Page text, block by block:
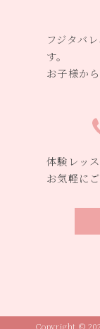
フジタバ
す。
お子様か
体験レッ
お気軽に
Copyright ©